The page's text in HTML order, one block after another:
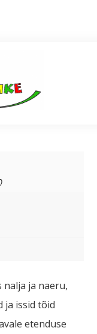
nalja ja naeru,
ja issid tõid
etenduse